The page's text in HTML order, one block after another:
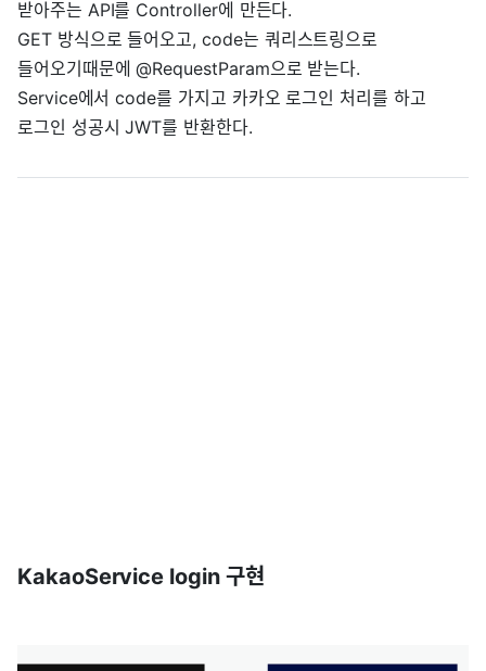
받아주는 API를 Controller에 만든다.
GET 방식으로 들어오고, code는 쿼리스트링으로
들어오기때문에 @RequestParam으로 받는다.
Service에서 code를 가지고 카카오 로그인 처리를 하고
로그인 성공시 JWT를 반환한다.
KakaoService login 구현